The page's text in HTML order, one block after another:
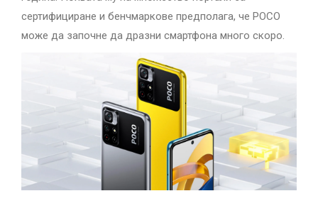
сертифициране и бенчмаркове предполага, че POCO
може да започне да дразни смартфона много скоро.